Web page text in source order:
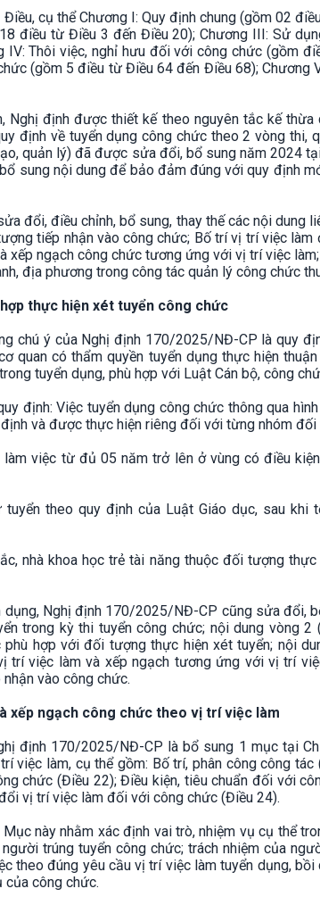
cụ thể Chương I: Quy định chung (gồm 02
điều từ Điều 3 đến Điều 20); Chương III: Sử
IV: Thôi việc, nghỉ hưu đối với công chức (gồm
(gồm 5 điều từ Điều 64 đến Điều 68); Chương
Nghị định được thiết kế theo nguyên tắc kế
định về tuyển dụng công chức theo 2 vòng thi,
quản lý) đã được sửa đổi, bổ sung năm 2024
sung nội dung để bảo đảm đúng với quy định
đổi, điều chỉnh, bổ sung, thay thế các nội dung
tiếp nhận vào công chức; Bố trí vị trí việc
xếp ngạch công chức tương ứng với vị trí việc
địa phương trong công tác quản lý công chức
thực hiện xét tuyển công chức
chú ý của Nghị định 170/2025/NĐ-CP là quy
quan có thẩm quyền tuyển dụng thực hiện
tuyển dụng, phù hợp với Luật Cán bộ, công
định: Việc tuyển dụng công chức thông qua
và được thực hiện riêng đối với từng nhóm
làm việc từ đủ 05 năm trở lên ở vùng có điều
theo quy định của Luật Giáo dục, sau khi
nhà khoa học trẻ tài năng thuộc đối tượng thực
dụng, Nghị định 170/2025/NĐ-CP cũng sửa đổi,
trong kỳ thi tuyển công chức; nội dung vòng 2
hợp với đối tượng thực hiện xét tuyển; nội
trí việc làm và xếp ngạch tương ứng với vị trí
vào công chức.
xếp ngạch công chức theo vị trí việc làm
định 170/2025/NĐ-CP là bổ sung 1 mục tại
việc làm, cụ thể gồm: Bố trí, phân công công
chức (Điều 22); Điều kiện, tiêu chuẩn đối với
vị trí việc làm đối với công chức (Điều 24).
này nhằm xác định vai trò, nhiệm vụ cụ thể
trúng tuyển công chức; trách nhiệm của
theo đúng yêu cầu vị trí việc làm tuyển dụng,
của công chức.